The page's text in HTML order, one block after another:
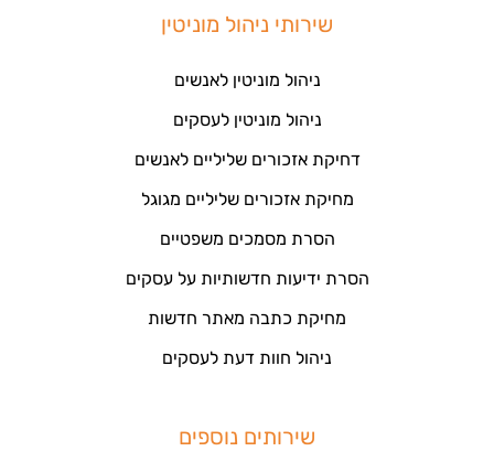
שירותי ניהול מוניטין
ניהול מוניטין לאנשים
ניהול מוניטין לעסקים
דחיקת אזכורים שליליים לאנשים
מחיקת אזכורים שליליים מגוגל
הסרת מסמכים משפטיים
הסרת ידיעות חדשותיות על עסקים
מחיקת כתבה מאתר חדשות
ניהול חוות דעת לעסקים
שירותים נוספים